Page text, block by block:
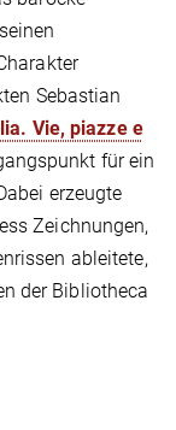
Sebastian
Vie, piazze e
für ein
erzeugte
Zeichnungen,
ableitete,
der Bibliotheca